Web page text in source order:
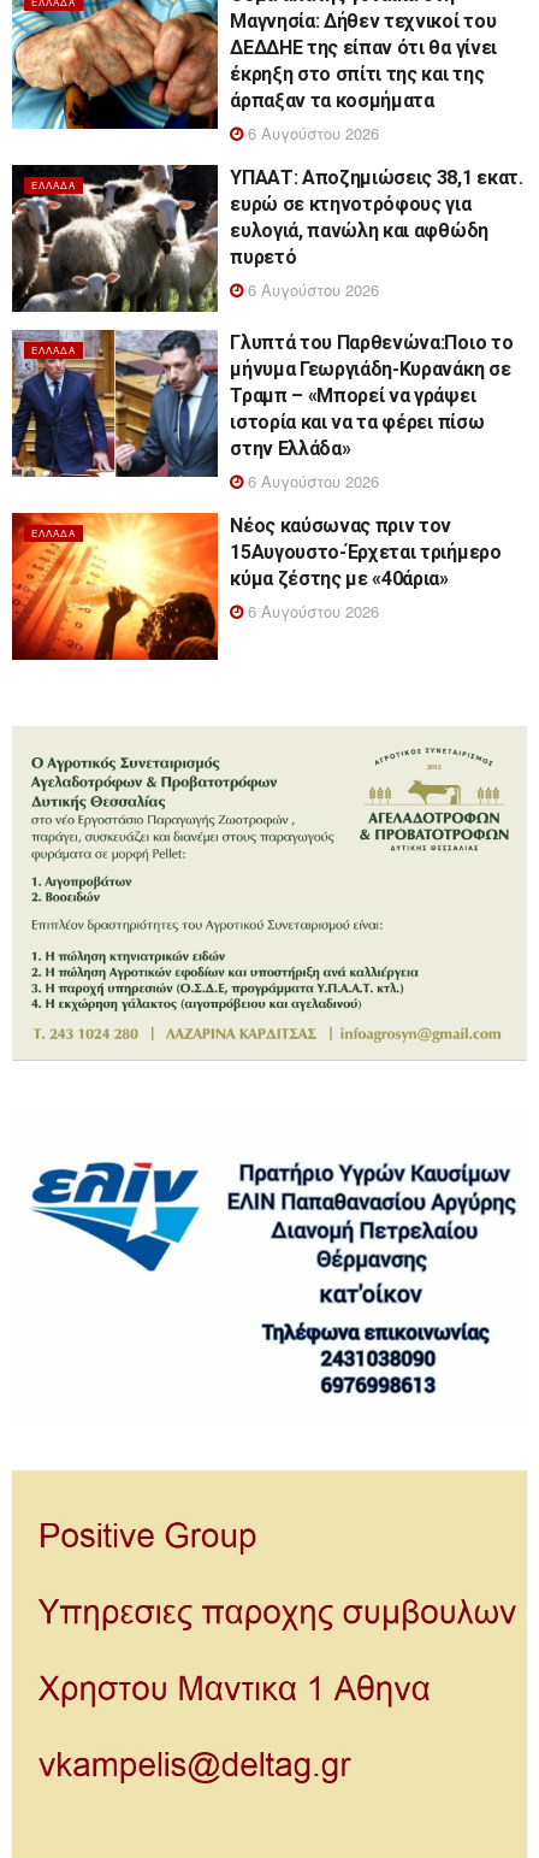
Μαγνησία: Δήθεν τεχνικοί του
ΔΕΔΔΗΕ της είπαν ότι θα γίνει
έκρηξη στο σπίτι της και της
άρπαξαν τα κοσμήματα
6 Αυγούστου 2026
ΕΛΛΆΔΑ
ΥΠΑΑΤ: Αποζημιώσεις 38,1 εκατ.
ευρώ σε κτηνοτρόφους για
ευλογιά, πανώλη και αφθώδη
πυρετό
6 Αυγούστου 2026
ΕΛΛΆΔΑ
Γλυπτά του Παρθενώνα:Ποιο το
μήνυμα Γεωργιάδη-Κυρανάκη σε
Τραμπ – «Μπορεί να γράψει
ιστορία και να τα φέρει πίσω
στην Ελλάδα»
6 Αυγούστου 2026
ΕΛΛΆΔΑ
Νέος καύσωνας πριν τον
15Αυγουστο-Έρχεται τριήμερο
κύμα ζέστης με «40άρια»
6 Αυγούστου 2026